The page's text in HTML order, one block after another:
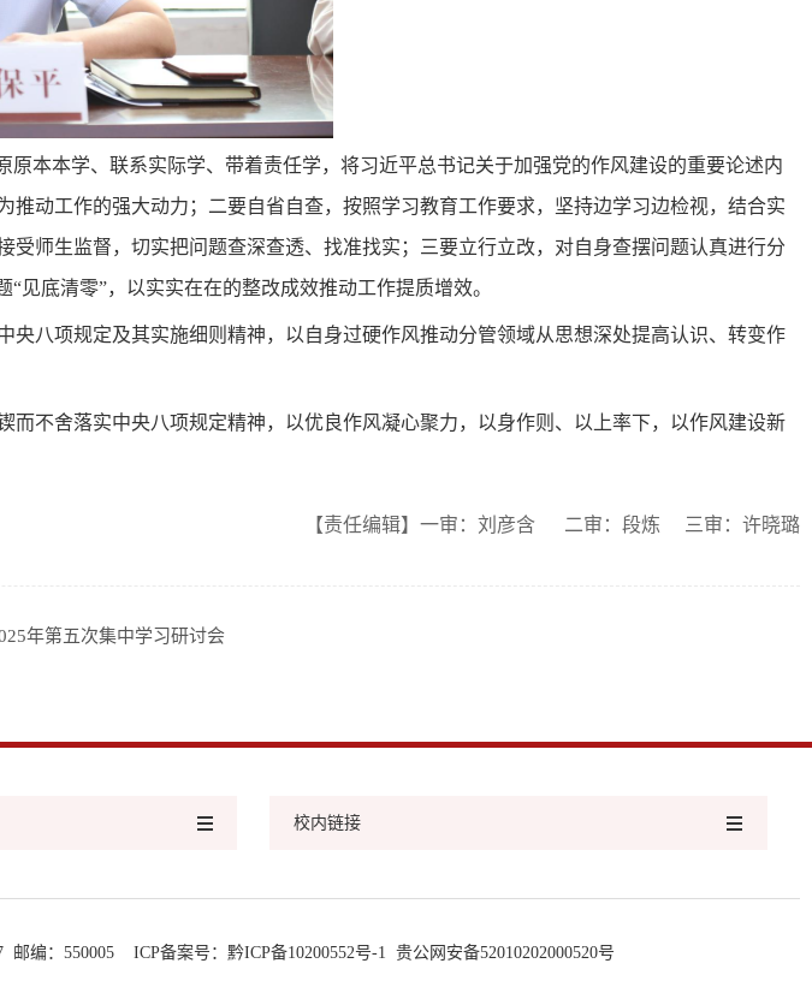
本本学、联系实际学、带着责任学，将习近平总书记关于加强党的作风建设的重要论述内
动工作的强大动力；二要自省自查，按照学习教育工作要求，坚持边学习边检视，结合实
师生监督，切实把问题查深查透、找准找实；三要立行立改，对自身查摆问题认真进行分
见底清零”，以实实在在的整改成效推动工作提质增效。
八项规定及其实施细则精神，以自身过硬作风推动分管领域从思想深处提高认识、转变作
不舍落实中央八项规定精神，以优良作风凝心聚力，以身作则、以上率下，以作风建设新
【责任编辑】一审：刘彦含 二审：段炼 三审：许晓璐
年第五次集中学习研讨会
校内链接
邮编：550005 ICP备案号： 黔ICP备10200552号-1 贵公网安备52010202000520号